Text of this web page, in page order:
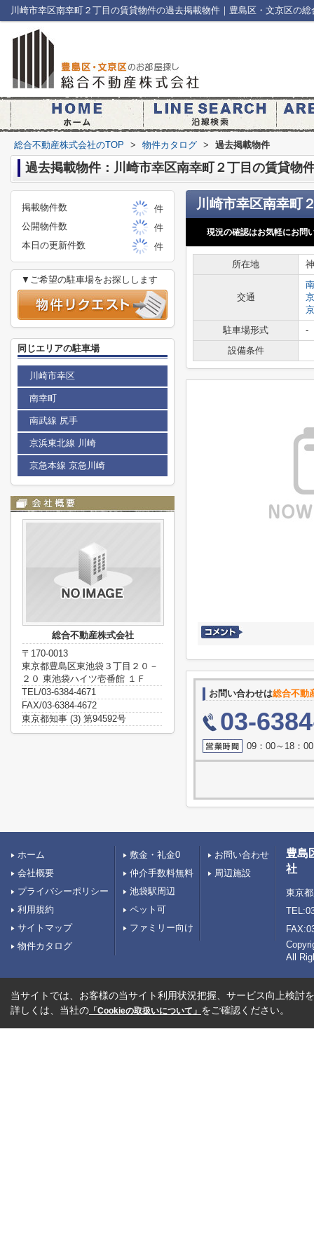
川崎市幸区南幸町２丁目の賃貸物件の過去掲載物件｜豊島区・文京区の
総合不動産株式会社のTOP > 物件カタログ > 過去掲載物件
過去掲載物件：川崎市幸区南幸町２丁目の賃貸物
現況の確認はお気軽にお問
所在地
交通
駐車場形式
-
設備条件
お問い合わせは総合不動
03-
09：00～18：
掲載物件数
件
公開物件数
件
本日の更新件数
件
▼ご希望の駐車場をお探しします
同じエリアの駐車場
川崎市幸区
南幸町
南武線 尻手
京浜東北線 川崎
京急本線 京急川崎
総合不動産株式会社
〒170-0013
東京都豊島区東池袋３丁目２０－
２０ 東池袋ハイツ壱番館 １Ｆ
TEL/03-6384-4671
FAX/03-6384-4672
東京都知事 (3) 第94592号
ホーム
会社概要
プライバシーポリシー
利用規約
サイトマップ
物件カタログ
敷金・礼金0
仲介手数料無料
池袋駅周辺
ペット可
ファミリー向け
お問い合わせ
周辺施設
豊島
社
東京
All
当サイトでは、お客様の当サイト利用状況把握、サービス向上検討
詳しくは、当社の 「Cookieの取扱いについて」 をご確認ください。